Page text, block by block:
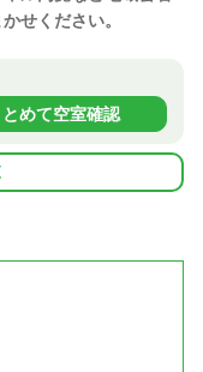
せください。
とめて空室確認